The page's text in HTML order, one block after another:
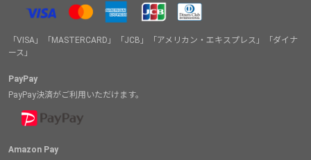
「VISA」「MASTERCARD」「JCB」「アメリカン・エキスプレス」「ダイナ
ース」
PayPay
PayPay決済がご利用いただけます。
Amazon Pay